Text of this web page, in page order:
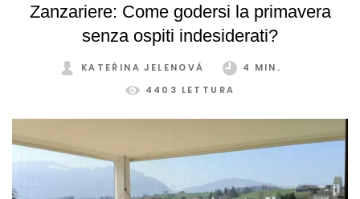
intelligente, potrete godervi la vostra veranda in tutta
comodità, in ogni stagione e senza limitazioni.
Zanzariere: Come godersi la primavera
senza ospiti indesiderati?
KATEŘINA JELENOVÁ
4 MIN.
4403 LETTURA